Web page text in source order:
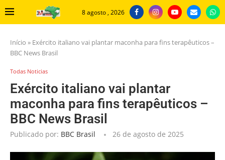
8 agosto , 2026
Início » Exército italiano vai plantar maconha para fins terapêuticos –
BBC News Brasil
Todas Noticias
Exército italiano vai plantar
maconha para fins terapêuticos –
BBC News Brasil
Publicado por: BBC Brasil 26 de agosto de 2025